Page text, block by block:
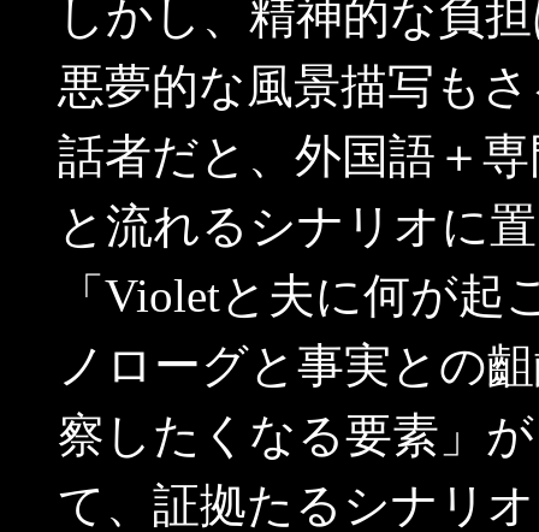
しかし、精神的な負
悪夢的な風景描写も
話者だと、外国語＋
と流れるシナリオに
「Violetと夫に何が
ノローグと事実との
察したくなる要素」
て、証拠たるシナリ